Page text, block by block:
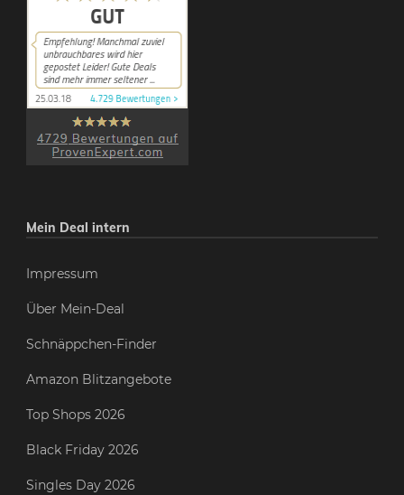
Mein Deal intern
Impressum
Über Mein-Deal
Schnäppchen-Finder
Amazon Blitzangebote
Top Shops 2026
Black Friday 2026
Singles Day 2026